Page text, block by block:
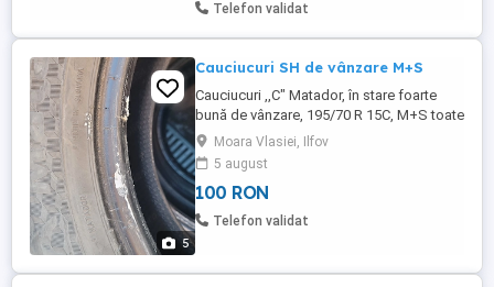
Telefon validat
5
Cauciucuri SH de vânzare M+S
Cauciucuri ,,C" Matador, în stare foarte
bună de vânzare, 195/70 R 15C, M+S toate
4 la 100 lei.ilfov M Vlasiei
Moara Vlasiei, Ilfov
5 august
100 RON
Telefon validat